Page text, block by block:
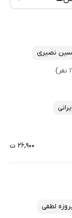
نصیری
۲۶,۹۰۰ ت
لطفی